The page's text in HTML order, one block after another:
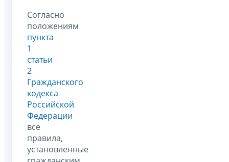
Согласно
положениям
пункта
1
статьи
2
Гражданского
кодекса
Российской
Федерации
все
правила,
установленные